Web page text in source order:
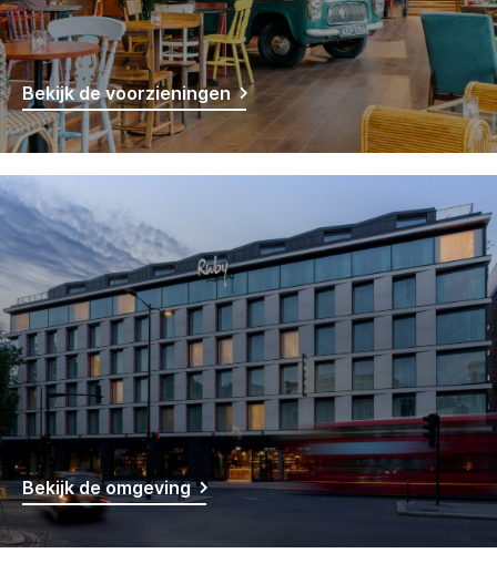
Bekijk de voorzieningen
Bekijk de omgeving